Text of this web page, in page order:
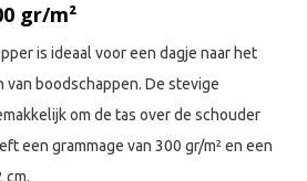
gr/m²
is ideaal voor een dagje naar het
boodschappen. De stevige
om de tas over de schouder
een grammage van 300 gr/m² en een
cm.